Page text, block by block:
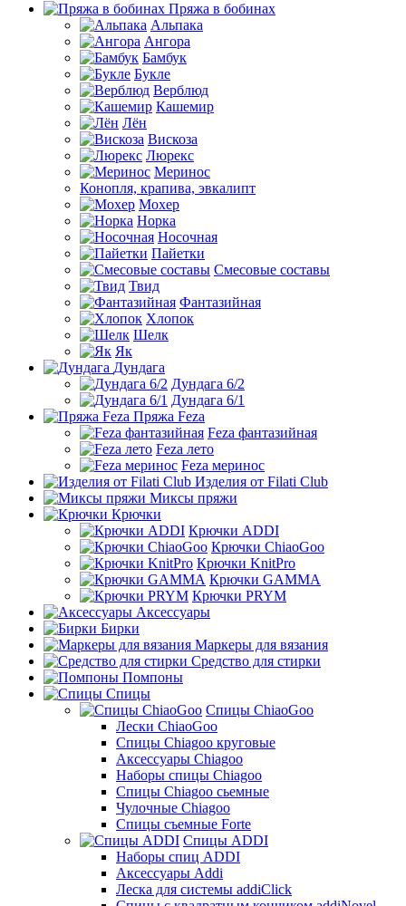
Пряжа в бобинах
Альпака
Ангора
Бамбук
Букле
Верблюд
Кашемир
Лён
Вискоза
Люрекс
Меринос
Конопля, крапива, эвкалипт
Мохер
Норка
Носочная
Пайетки
Смесовые составы
Твид
Фантазийная
Хлопок
Шелк
Як
Дундага
Дундага 6/2
Дундага 6/1
Пряжа Feza
Feza фантазийная
Feza лето
Feza меринос
Изделия от Filati Club
Миксы пряжи
Крючки
Крючки ADDI
Крючки ChiaoGoo
Крючки KnitPro
Крючки GAMMA
Крючки PRYM
Аксессуары
Бирки
Маркеры для вязания
Средство для стирки
Помпоны
Спицы
Спицы ChiaoGoo
Лески ChiaoGoo
Cпицы Сhiagoo круговые
Аксессуары Chiagoo
Наборы спицы Chiagoo
Спицы Chiagoo сьемные
Чулочные Chiagoo
Спицы съемные Forte
Спицы ADDI
Наборы спиц ADDI
Аксессуары Addi
Леска для системы addiClick